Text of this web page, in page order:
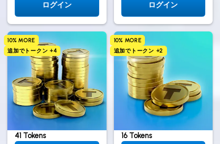
ログイン
ログイン
10% MORE
追加でトークン +4
41 Tokens
10% MORE
追加でトークン +2
16 Tokens